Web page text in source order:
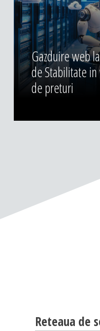
Gazduire web
de Stabilitate
de preturi
Reteaua de